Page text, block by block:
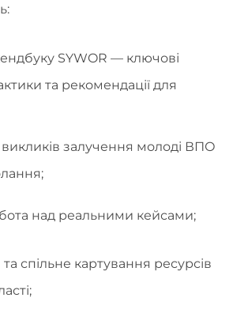
SYWOR — ключові
та рекомендації для
залучення молоді ВПО
над реальними кейсами;
спільне картування ресурсів